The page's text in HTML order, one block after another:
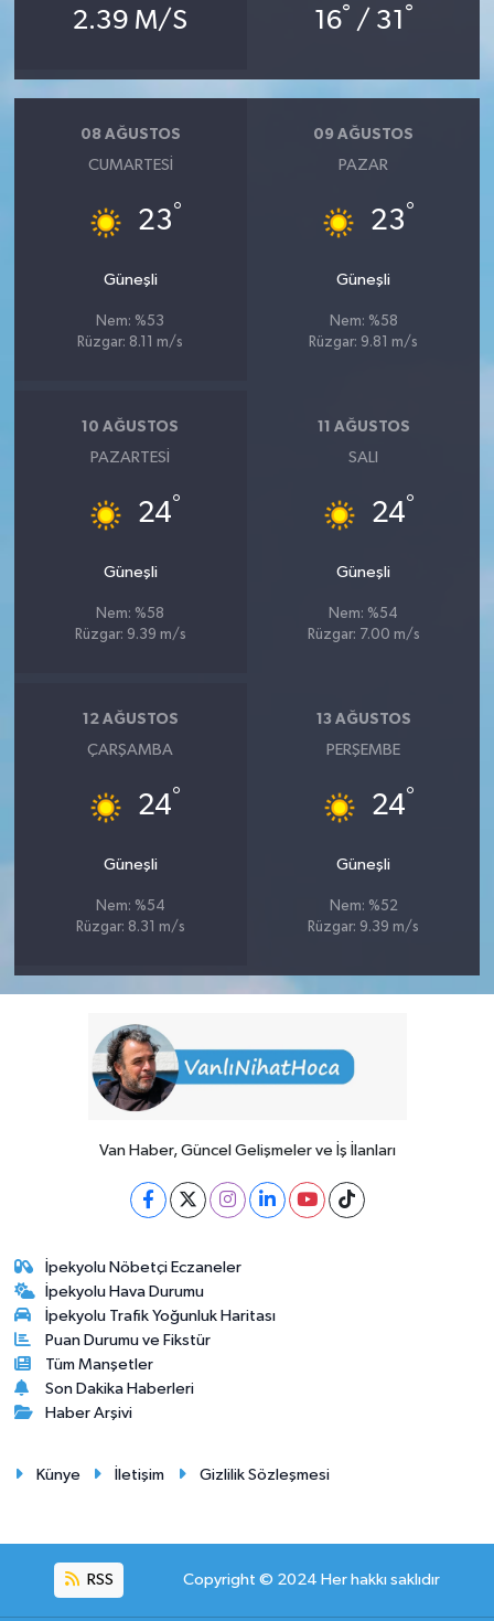
2.39 M/S 16° / 31 °
08 AĞUSTOS
CUMARTESI
23°
Güneşli
Nem: %53
Rüzgar: 8.11 m/s
09 AĞUSTOS
PAZAR
23°
Güneşli
Nem: %58
Rüzgar: 9.81 m/s
10 AĞUSTOS
PAZARTESI
24°
Güneşli
Nem: %58
Rüzgar: 9.39 m/s
11 AĞUSTOS
SALI
24°
Güneşli
Nem: %54
Rüzgar: 7.00 m/s
12 AĞUSTOS
ÇARŞAMBA
24°
Güneşli
Nem: %54
Rüzgar: 8.31 m/s
13 AĞUSTOS
PERŞEMBE
24°
Güneşli
Nem: %52
Rüzgar: 9.39 m/s
Van Haber, Güncel Gelişmeler ve İş İlanları
İpekyolu Nöbetçi Eczaneler
İpekyolu Hava Durumu
İpekyolu Trafik Yoğunluk Haritası
Puan Durumu ve Fikstür
Tüm Manşetler
Son Dakika Haberleri
Haber Arşivi
Künye İletişim Gizlilik Sözleşmesi
RSS Copyright © 2024 Her hakkı saklıdır